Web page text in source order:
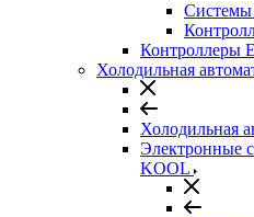
Системы
Контроллеры
Холодильная
Холодильная
Электронные
KOOL